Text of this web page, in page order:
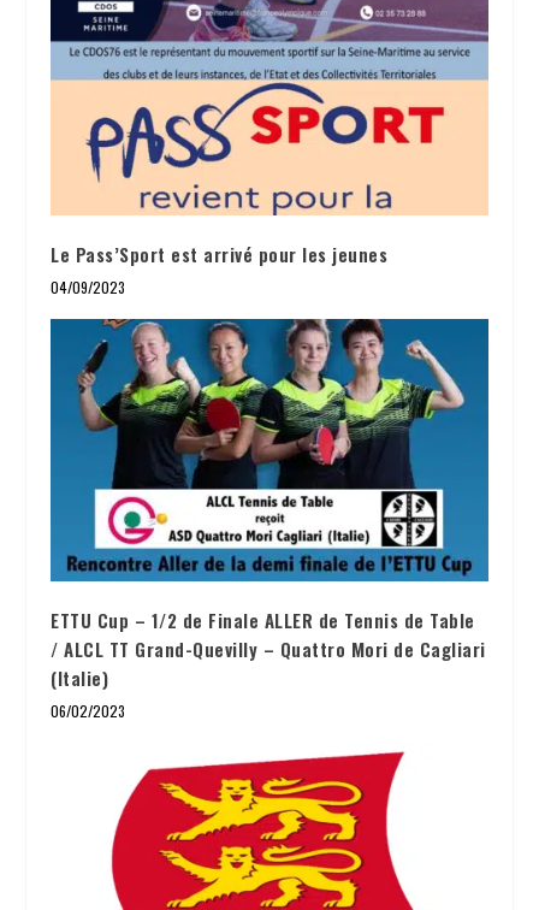
Le Pass’Sport est arrivé pour les jeunes
04/09/2023
ETTU Cup – 1/2 de Finale ALLER de Tennis de Table
/ ALCL TT Grand-Quevilly – Quattro Mori de Cagliari
(Italie)
06/02/2023